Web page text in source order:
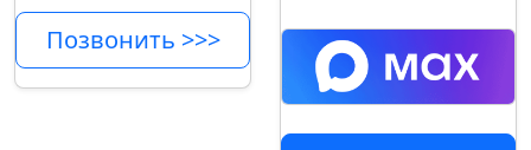
Позвонить >>>